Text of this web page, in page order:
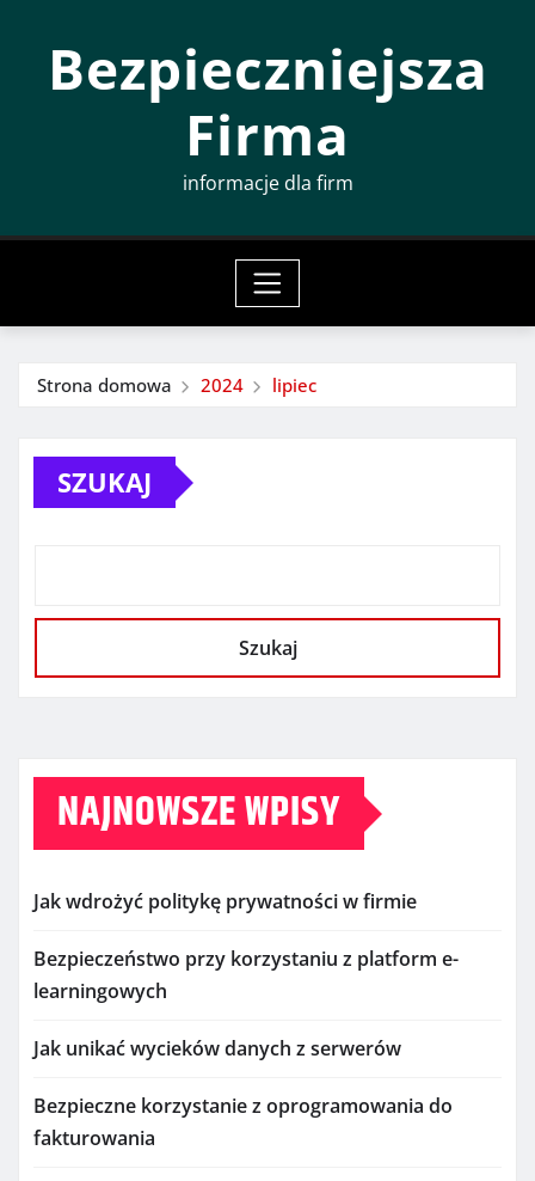
Bezpieczniejsza
Firma
informacje dla firm
Strona domowa 2024 lipiec
SZUKAJ
Szukaj
NAJNOWSZE WPISY
Jak wdrożyć politykę prywatności w firmie
Bezpieczeństwo przy korzystaniu z platform e-
learningowych
Jak unikać wycieków danych z serwerów
Bezpieczne korzystanie z oprogramowania do
fakturowania